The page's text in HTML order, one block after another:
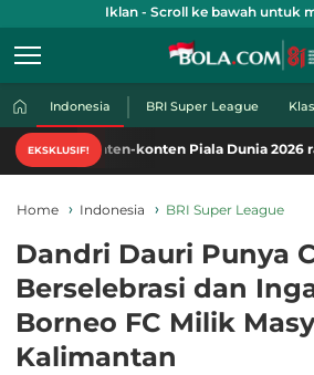
Iklan - Scroll ke bawah untuk
Indonesia BRI Super League
EKSKLUSIF!
konten Piala Dunia 2026 racikan khas
Home Indonesia BRI Super League
Dandri Dauri Punya
Berselebrasi dan
Borneo FC Milik
Kalimantan